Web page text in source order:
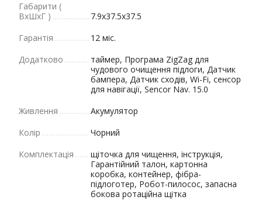
Габарити (
ВxШxГ )
7.9x37.5x37.5
Гарантія
12 міс.
Додатково
таймер, Програма ZigZag для
чудового очищення підлоги, Датчик
бампера, Датчик сходів, Wi-Fi, сенсор
для навігації, Sencor Nav. 15.0
Живлення
Акумулятор
Колір
Чорний
Комплектація
щіточка для чищення, інструкція,
Гарантійний талон, картонна
коробка, контейнер, фібра-
підлоготер, Робот-пилосос, запасна
бокова ротаційна щітка